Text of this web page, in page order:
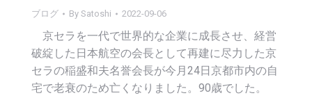
ブログ By Satoshi 2022-09-06
京セラを一代で世界的な企業に成長させ、経営
破綻した日本航空の会長として再建に尽力した京
セラの稲盛和夫名誉会長が今月24日京都市内の自
宅で老衰のため亡くなりました。90歳でした。